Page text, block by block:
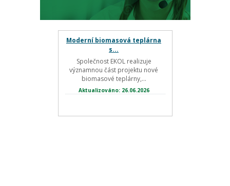
Moderní biomasová teplárna
s...
Společnost EKOL realizuje
významnou část projektu nové
biomasové teplárny,...
Aktualizováno: 26.06.2026